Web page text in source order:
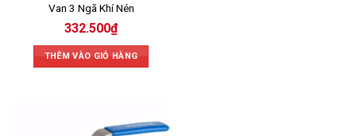
Van 3 Ngã Khí Nén
332.500₫
THÊM VÀO GIỎ HÀNG